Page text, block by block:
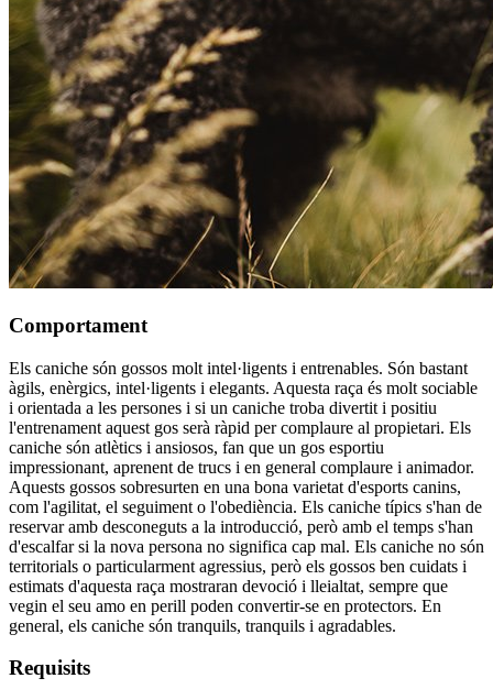
Comportament
Els caniche són gossos molt intel·ligents i entrenables. Són bastant
àgils, enèrgics, intel·ligents i elegants. Aquesta raça és molt sociable
i orientada a les persones i si un caniche troba divertit i positiu
l'entrenament aquest gos serà ràpid per complaure al propietari. Els
caniche són atlètics i ansiosos, fan que un gos esportiu
impressionant, aprenent de trucs i en general complaure i animador.
Aquests gossos sobresurten en una bona varietat d'esports canins,
com l'agilitat, el seguiment o l'obediència. Els caniche típics s'han de
reservar amb desconeguts a la introducció, però amb el temps s'han
d'escalfar si la nova persona no significa cap mal. Els caniche no són
territorials o particularment agressius, però els gossos ben cuidats i
estimats d'aquesta raça mostraran devoció i lleialtat, sempre que
vegin el seu amo en perill poden convertir-se en protectors. En
general, els caniche són tranquils, tranquils i agradables.
Requisits